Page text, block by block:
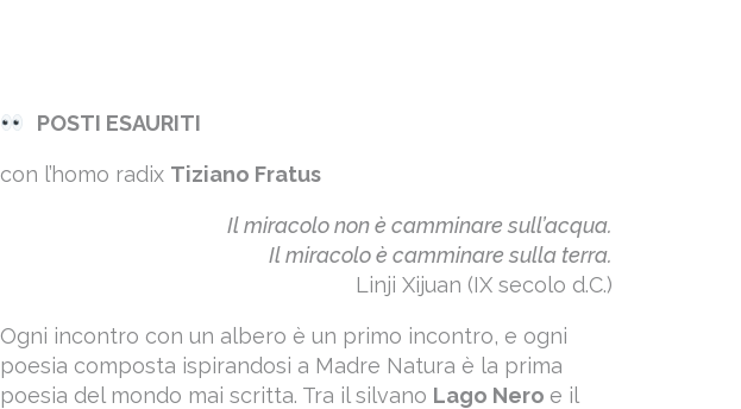
POSTI ESAURITI
con l’homo radix Tiziano Fratus
Il miracolo non è camminare sull’acqua.
Il miracolo è camminare sulla terra.
Linji Xijuan (IX secolo d.C.)
Ogni incontro con un albero è un primo incontro, e ogni
poesia composta ispirandosi a Madre Natura è la prima
poesia del mondo mai scritta. Tra il silvano Lago Nero e il